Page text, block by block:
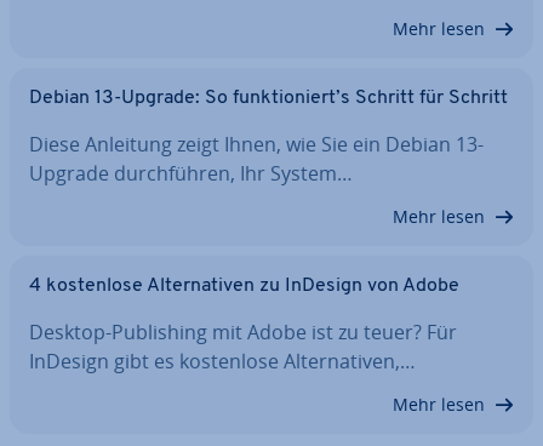
Mehr lesen
Debian 13-Upgrade: So funk­tio­niert’s Schritt für Schritt
Diese Anleitung zeigt Ihnen, wie Sie ein Debian 13-
Upgrade durch­füh­ren, Ihr System…
Mehr lesen
4 kos­ten­lo­se Al­ter­na­ti­ven zu InDesign von Adobe
Desktop-Pu­bli­shing mit Adobe ist zu teuer? Für
InDesign gibt es kos­ten­lo­se Al­ter­na­ti­ven,…
Mehr lesen